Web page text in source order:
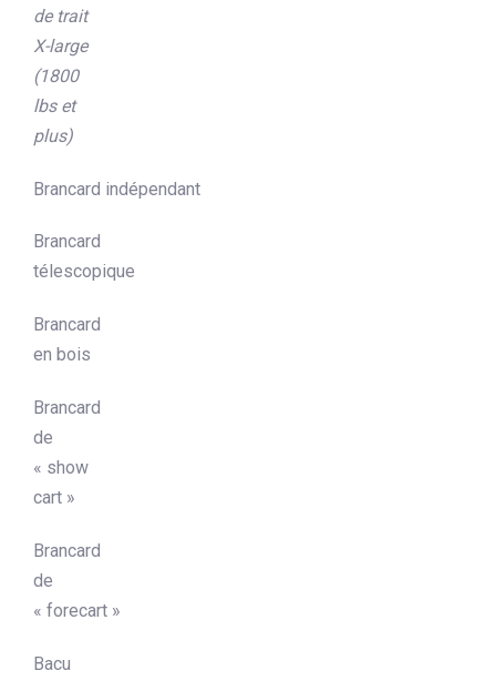
de trait
X-large
(1800
lbs et
plus)
Brancard indépendant
Brancard
télescopique
Brancard
en bois
Brancard
de
« show
cart »
Brancard
de
« forecart »
Bacu